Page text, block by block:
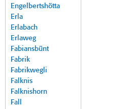
Engelbertshötta
Erla
Erlabach
Erlaweg
Fabiansbünt
Fabrik
Fabrikwegli
Falknis
Falknishorn
Fall